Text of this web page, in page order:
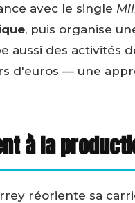
avec le single
, puis organise
aussi des activités
d'euros — une
à la
réoriente sa